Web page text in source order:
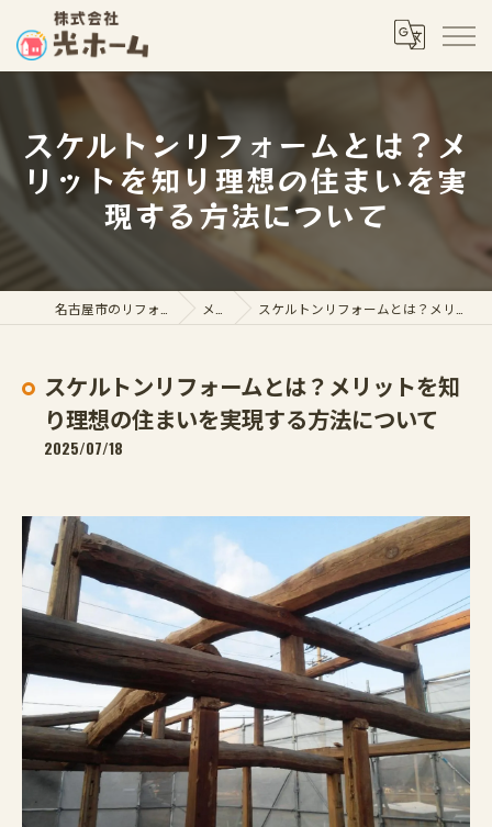
スケルトンリフォームとは？メ
リットを知り理想の住まいを実
現する方法について
メディア スケルトンリフォームとは？メリットを知り理想の住まいを実現する方法について
スケルトンリフォームとは？メリットを知
り理想の住まいを実現する方法について
2025/07/18